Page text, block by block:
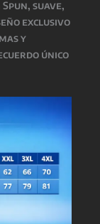
suave,
exclusivo
y
único